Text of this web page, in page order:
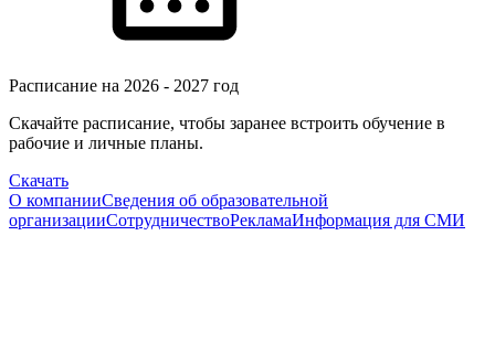
Расписание на 2026 - 2027 год
Скачайте расписание, чтобы заранее встроить обучение в
рабочие и личные планы.
Скачать
О компанииСведения об образовательной
организацииСотрудничествоРекламаИнформация для СМИ